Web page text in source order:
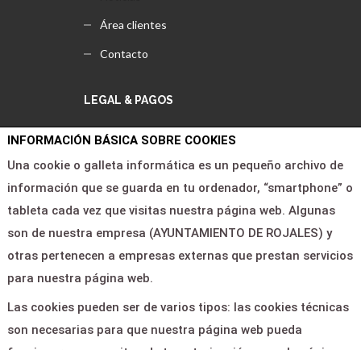
Área clientes
Contacto
LEGAL & PAGOS
Política de privacidad
Contactar
CONTACTO
PASAJE ALBERTO
INFORMACIÓN BÁSICA SOBRE COOKIES
Una cookie o galleta informática es un pequeño archivo de
información que se guarda en tu ordenador, “smartphone” o
tableta cada vez que visitas nuestra página web. Algunas
son de nuestra empresa (AYUNTAMIENTO DE ROJALES) y
otras pertenecen a empresas externas que prestan servicios
para nuestra página web.
Las cookies pueden ser de varios tipos: las cookies técnicas
son necesarias para que nuestra página web pueda